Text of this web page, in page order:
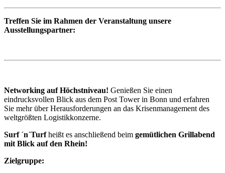
Treffen Sie im Rahmen der Veranstaltung unsere
Ausstellungspartner:
Networking auf Höchstniveau! Genießen Sie einen
eindrucksvollen Blick aus dem Post Tower in Bonn und erfahren
Sie mehr über Herausforderungen an das Krisenmanagement des
weltgrößten Logistikkonzerne.
Surf ´n´Turfheißt es anschließend beim gemütlichen Grillabend
mit Blick auf den Rhein!
Zielgruppe: